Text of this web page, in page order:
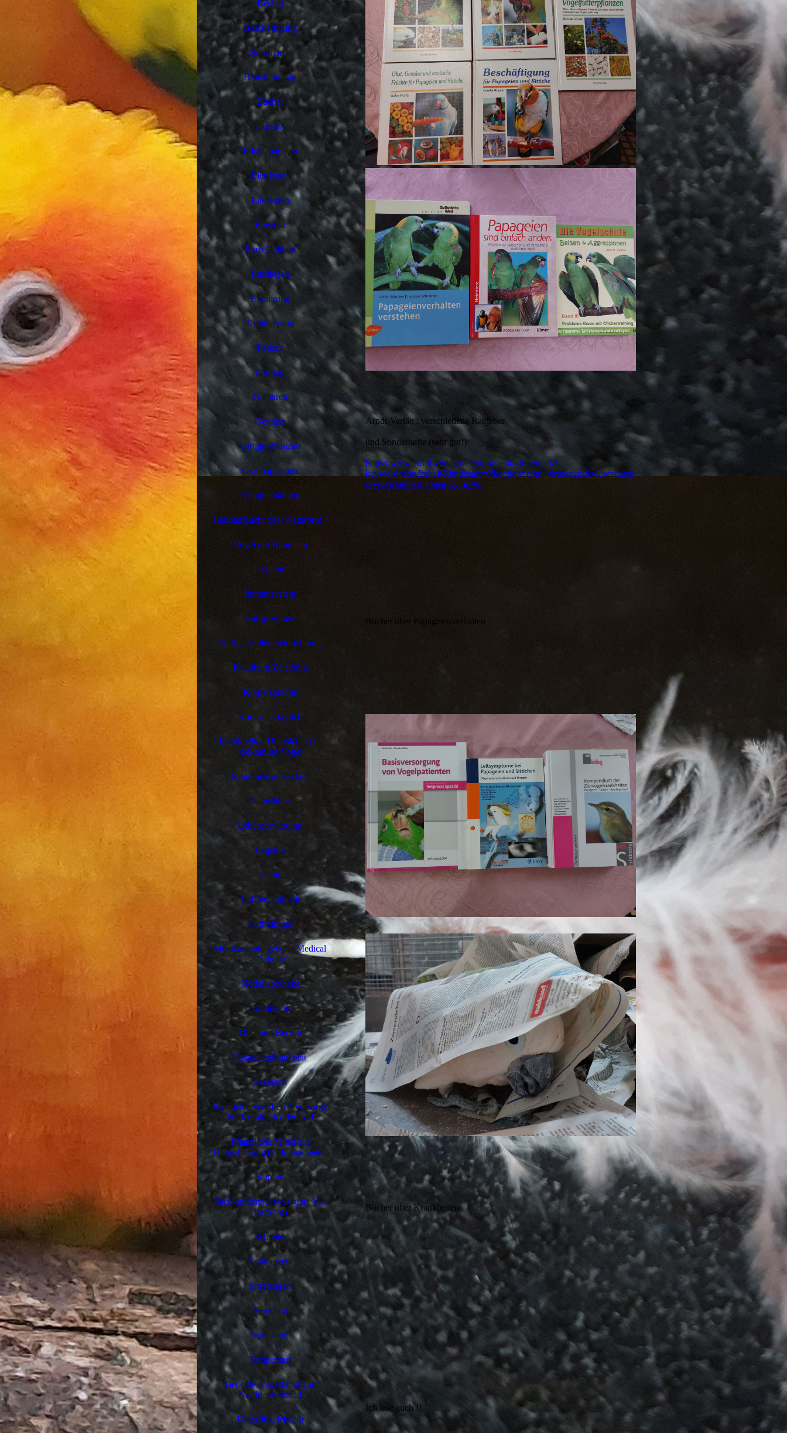
Beißen
Beschäftigung
Bornavirus
Brutstimmung
Bücher
Corona
Edelpapageien
Eier legen
Einkaufen
Einstreu
Einzelhaltung
Entfliegen
Ernährung
Evakuierung
Federn
Freiflug
Gefahren
Gemüse
Giftige Pflanzen
Graupapageien
Gruppenhaltung
Handaufzucht oder Naturbrut ?
Vögel mit Handicap
Hygiene
Immunsystem
Käfig//Voliere
Käfig- /Voliereneinrichtung
Knabbern/Zerstören
Körpersprache
Kontrolle, täglich
Krankheiten Übersicht / ein
todkranker Vogel
Krankheitsanzeichen
Lautstärke
Lebenserwartung
Legenot
Licht
Luftfeuchtigkeit
Luftreiniger
Medikamente geben - Medical
Training
Notfallapotheke
Notfallkarte
Obst und Beeren
Papageienkrankheit
Parasiten
Papageien vererben ? Vorsorge
bei Krankheit oder Tod
Pflanzliche Mittel zur
Unterstützung bei Krankheiten
Rupfen
Sachkundenachweis gem. §11
TierSchG
Schreien
Schmerzen
Sitzstangen
Sprechen
Spielzeug
Temperatur
Tierärzte, vogelkundig in
Norddeutschland
Unterflügelekzem
Arndt-Verlag : verschiedene Ratgeber
und Sonderhefte (sehr gut!):
https://www.arndt-verlag.de/component/virtuemart/?
keyword=sonderheft&limitstart=0&option=com_virtuemart&view=categ
ory&virtuemart_category_id=0/
Bücher über Papageienverhalten
Bücher über Krankheiten
Ich lese auch !!